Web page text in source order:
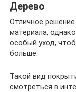
Дерево
Отличное
материала,
особый уход,
больше.
Такой вид
смотреться в